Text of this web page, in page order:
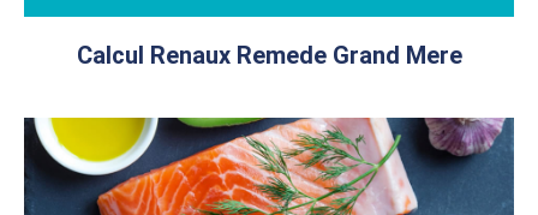
Calcul Renaux Remede Grand Mere